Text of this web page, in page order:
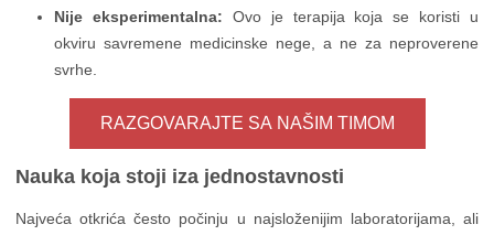
Nije eksperimentalna: Ovo je terapija koja se koristi u
okviru savremene medicinske nege, a ne za neproverene
svrhe.
RAZGOVARAJTE SA NAŠIM TIMOM
Nauka koja stoji iza jednostavnosti
Najveća otkrića često počinju u najsloženijim laboratorijama, ali